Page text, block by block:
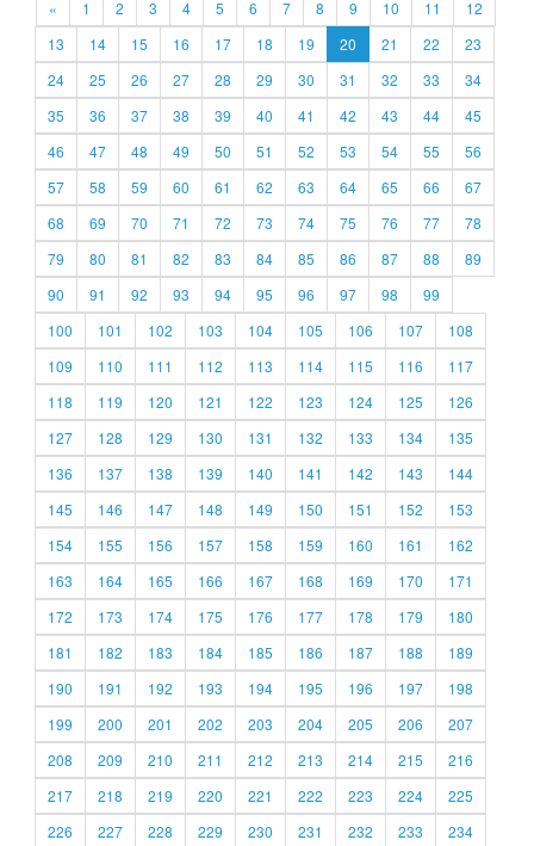
« 1 2 3 4 5 6 7 8 9 10 11
12
13
14 15 16 17 18 19 20 21 22
23
24
25 26 27 28 29 30 31 32 33
34
35
36 37 38 39 40 41 42 43 44
45
46
47 48 49 50 51 52 53 54 55
56
57
58 59 60 61 62 63 64 65 66
67
68
69 70 71 72 73 74 75 76 77
78
79
80 81 82 83 84 85 86 87 88
89
90
91 92 93 94 95 96 97 98
99
100
101 102 103 104 105 106 107
108
109
110 111 112 113 114 115 116
117
118
119 120 121 122 123 124 125
126
127
128 129 130 131 132 133 134
135
136
137 138 139 140 141 142 143
144
145
146 147 148 149 150 151 152
153
154
155 156 157 158 159 160 161
162
163
164 165 166 167 168 169 170
171
172
173 174 175 176 177 178 179
180
181
182 183 184 185 186 187 188
189
190
191 192 193 194 195 196 197
198
199
200 201 202 203 204 205 206
207
208
209 210 211 212 213 214 215
216
217
218 219 220 221 222 223 224
225
226
227 228 229 230 231 232 233 234